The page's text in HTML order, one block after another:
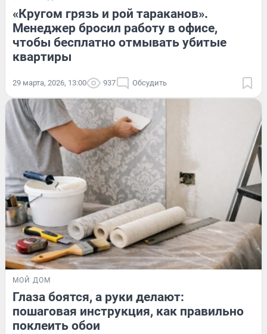
«Кругом грязь и рой тараканов».
Менеджер бросил работу в офисе,
чтобы бесплатно отмывать убитые
квартиры
29 марта, 2026, 13:00 937 Обсудить
МОЙ ДОМ
Глаза боятся, а руки делают:
пошаговая инструкция, как правильно
поклеить обои